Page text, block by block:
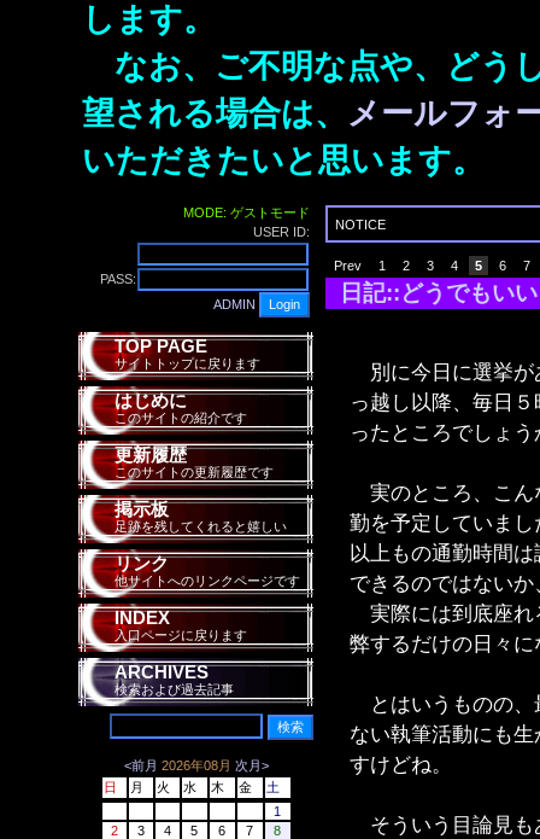
します。
なお、ご不明な点や、どう
望される場合は、 メールフォ
いただきたいと思います。
MODE: ゲストモード
USER ID:
PASS:
ADMIN
TOP PAGE
サイトトップに戻ります
はじめに
このサイトの紹介です
更新履歴
このサイトの更新履歴です
掲示板
足跡を残してくれると嬉しい
リンク
他サイトへのリンクページです
INDEX
入口ページに戻ります
ARCHIVES
検索および過去記事
<前月 2026年08月 次月>
日
月 火 水 木 金
土
1
2
3 4 5 6 7
8
NOTICE
Prev 1 2 3 4 5 6 7
日記::どうでもい
別に今日に選挙が
っ越し以降、毎日
ったところでしょ
実のところ、こん
勤を予定していま
以上もの通勤時間
できるのではない
実際には到底座れ
弊するだけの日々
とはいうものの、
ない執筆活動にも
すけどね。
そういう目論見も